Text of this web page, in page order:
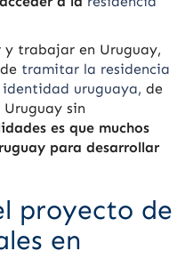
y trabajar en Uruguay,
tramitar la residencia
uruguaya, de
sin
es que muchos
para desarrollar
proyecto de
en